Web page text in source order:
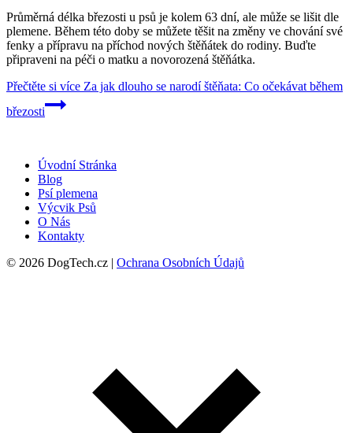
Průměrná délka březosti u psů je kolem 63 dní, ale může se lišit dle
plemene. Během této doby se můžete těšit na změny ve chování své
fenky a přípravu na příchod nových štěňátek do rodiny. Buďte
připraveni na péči o matku a novorozená štěňátka.
Přečtěte si více Za jak dlouho se narodí štěňata: Co očekávat během
březosti
Úvodní Stránka
Blog
Psí plemena
Výcvik Psů
O Nás
Kontakty
© 2026 DogTech.cz | Ochrana Osobních Údajů